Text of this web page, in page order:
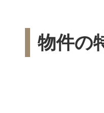
物件の